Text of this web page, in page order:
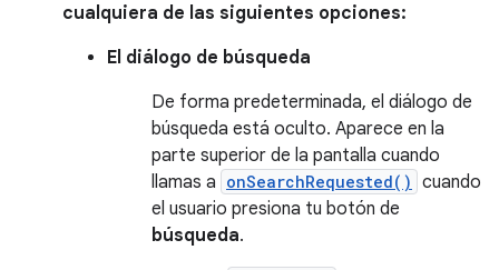
cualquiera de las siguientes opciones:
El diálogo de búsqueda
De forma predeterminada, el diálogo de
búsqueda está oculto. Aparece en la
parte superior de la pantalla cuando
llamas a onSearchRequested() cuando
el usuario presiona tu botón de
búsqueda.